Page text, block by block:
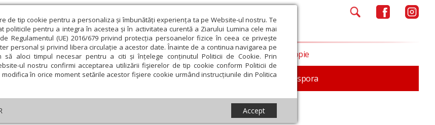
de tip cookie pentru a personaliza și îmbunătăți experiența ta pe Website-ul nostru. Te
politicile pentru a integra în acestea și în activitatea curentă a Ziarului Lumina cele mai
Regulamentul (UE) 2016/679 privind protecția persoanelor fizice în ceea ce privește
personal și privind libera circulație a acestor date. Înainte de a continua navigarea pe
să aloci timpul necesar pentru a citi și înțelege conținutul Politicii de Cookie. Prin
ul nostru confirmi acceptarea utilizării fişierelor de tip cookie conform Politicii de
în orice moment setările acestor fişiere cookie urmând instrucțiunile din Politica
Accept
omagial Comunicate de presă Documentar In memoriam Diaspora
și spiritualitate Educaţie și Cultură Societate Opinii Filantropie